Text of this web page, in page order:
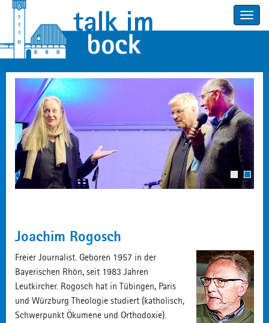
Toggle
1 2
Joachim Rogosch
Freier Journalist. Geboren 1957 in der
Bayerischen Rhön, seit 1983 Jahren
Leutkircher. Rogosch hat in Tübingen, Paris
und Würzburg Theologie studiert (katholisch,
Schwerpunkt Ökumene und Orthodoxie).